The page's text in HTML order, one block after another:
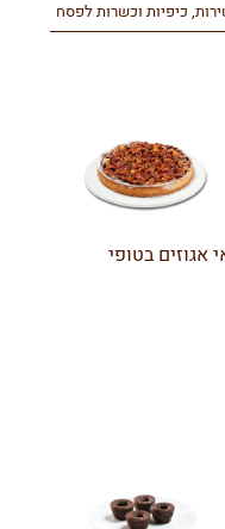
כיפיות וכשרות לפסח
אגוזים בטופי